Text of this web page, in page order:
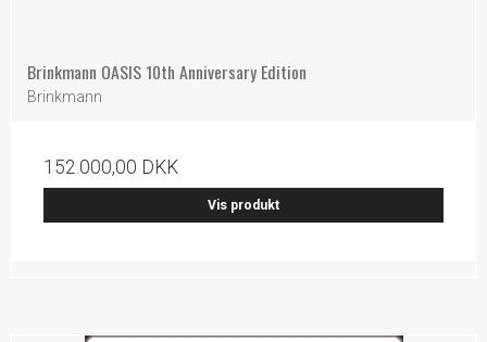
Brinkmann OASIS 10th Anniversary Edition
Brinkmann
152.000,00 DKK
Vis produkt